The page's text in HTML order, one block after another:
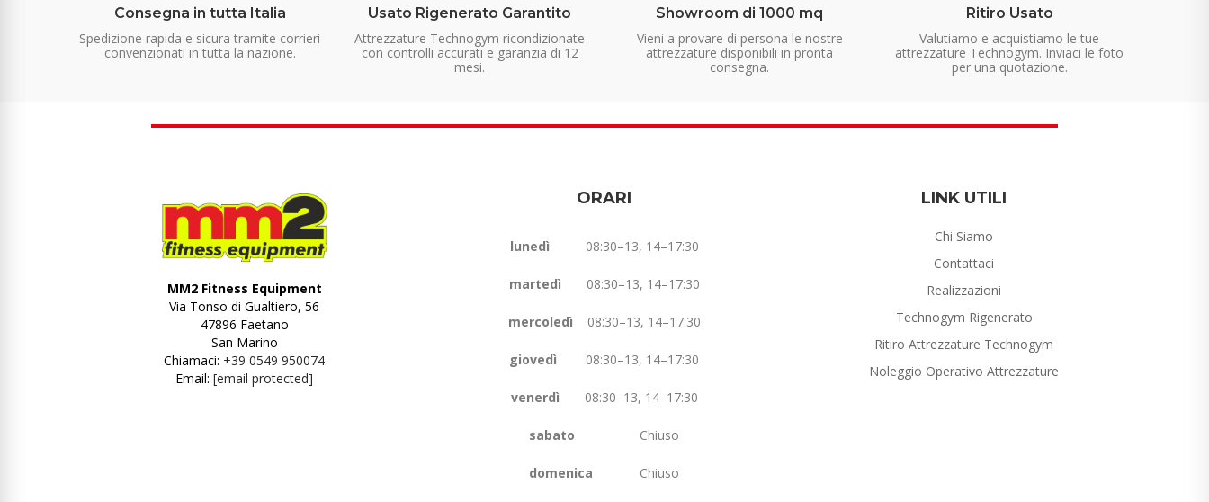
Consegna in tutta Italia
Spedizione rapida e sicura tramite corrieri
convenzionati in tutta la nazione.
Usato Rigenerato Garantito
Attrezzature Technogym ricondizionate
con controlli accurati e garanzia di 12
mesi.
Showroom di 1000 mq
Vieni a provare di persona le nostre
attrezzature disponibili in pronta
consegna.
Ritiro Usato
Valutiamo e acquistiamo le tue
attrezzature Technogym. Inviaci le foto
per una quotazione.
MM2 Fitness Equipment
Via Tonso di Gualtiero, 56
47896 Faetano
San Marino
Chiamaci: +39 0549 950074
Email:[email protected]
ORARI
lunedì 08:30–13, 14–17:30
martedì 08:30–13, 14–17:30
mercoledì 08:30–13, 14–17:30
giovedì 08:30–13, 14–17:30
venerdì 08:30–13, 14–17:30
sabato Chiuso
domenica Chiuso
LINK UTILI
Chi Siamo
Contattaci
Realizzazioni
Technogym Rigenerato
Ritiro Attrezzature Technogym
Noleggio Operativo Attrezzature